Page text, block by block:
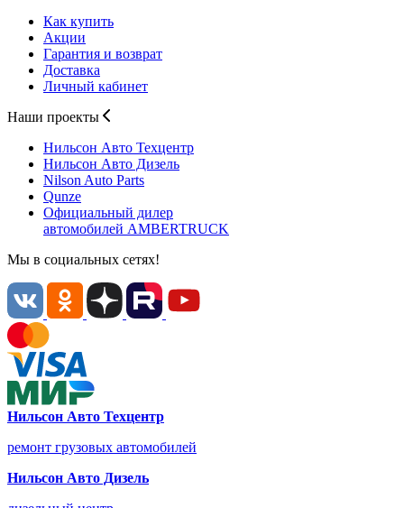
Как купить
Акции
Гарантия и возврат
Доставка
Личный кабинет
Наши проекты
Нильсон Авто Техцентр
Нильсон Авто Дизель
Nilson Auto Parts
Qunze
Официальный дилер
автомобилей AMBERTRUCK
Мы в социальных сетях!
Нильсон Авто Техцентр
ремонт грузовых автомобилей
Нильсон Авто Дизель